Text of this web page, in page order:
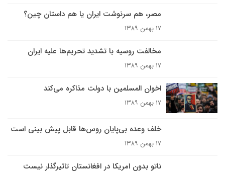
مصر، هم سرنوشت ایران یا هم داستان چین؟
۱۷ بهمن ۱۳۸۹
مخالفت روسيه با تشديد تحريم‌ها عليه ايران
۱۷ بهمن ۱۳۸۹
اخوان المسلمين با دولت مذاکره مى‌کند
۱۷ بهمن ۱۳۸۹
خلف وعده بى‌پايان روس‌ها قابل پيش بينى است
۱۷ بهمن ۱۳۸۹
ناتو بدون امريکا در افغانستان تاثيرگذار نيست